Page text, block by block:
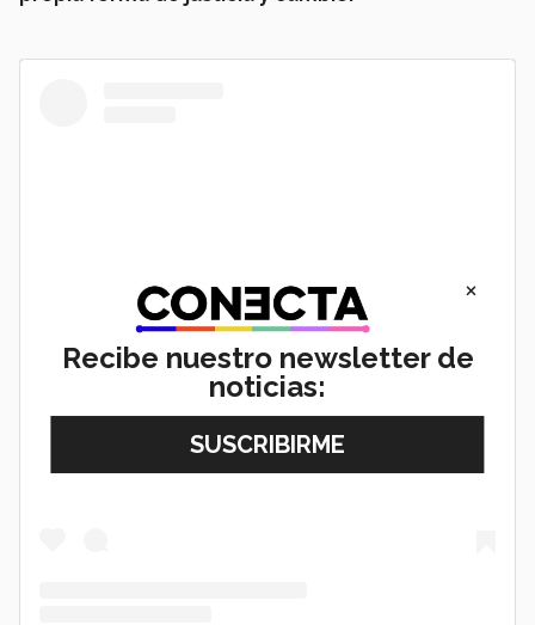
View this post on Instagram
×
Recibe nuestro newsletter de
noticias: